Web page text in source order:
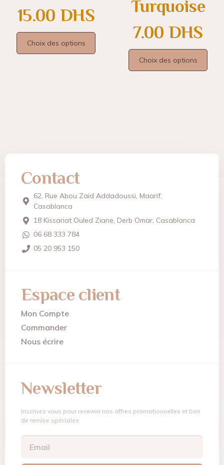
15.00 DHS
Choix des options
Turquoise
7.00 DHS
Choix des options
Contact
62, Rue Abou Zaid Addadoussi, Maarif,
Casablanca
18 Kissariat Ouled Ziane, Derb Omar, Casablanca
06 68 333 784
05 20 953 150
Espace client
Mon Compte
Commander
Nous écrire
Newsletter
Inscrivez vous pour recevoir nos offres promotionnelles et bon
de remise spéciales